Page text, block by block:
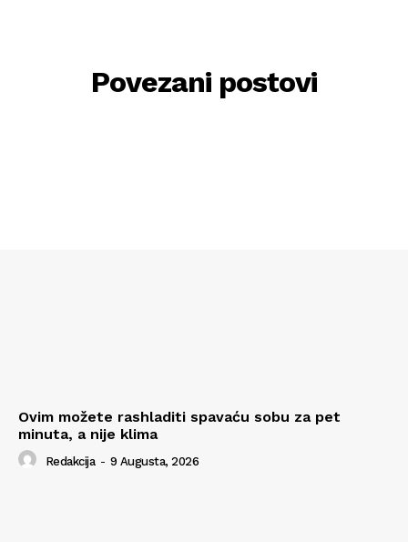
Povezani postovi
Ovim možete rashladiti spavaću sobu za pet
minuta, a nije klima
Redakcija - 9 Augusta, 2026